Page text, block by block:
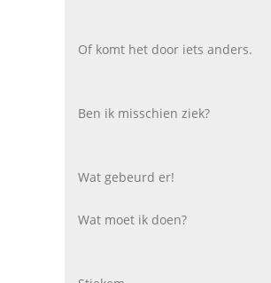
Of komt het door iets anders.
Ben ik misschien ziek?
Wat gebeurd er!
Wat moet ik doen?